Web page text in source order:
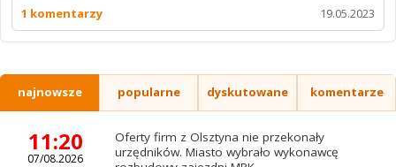
1 komentarzy
19.05.2023
najnowsze popularne dyskutowane komentarze
11:20
07/08.2026
Oferty firm z Olsztyna nie przekonały
urzędników. Miasto wybrało wykonawcę